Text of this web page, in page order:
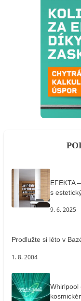
EFEKTA
s
9. 6. 2025
Prodlužte si léto v
1. 8. 2004
Whirlpool